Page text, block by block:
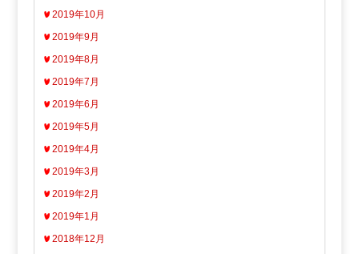
2019年10月
2019年9月
2019年8月
2019年7月
2019年6月
2019年5月
2019年4月
2019年3月
2019年2月
2019年1月
2018年12月